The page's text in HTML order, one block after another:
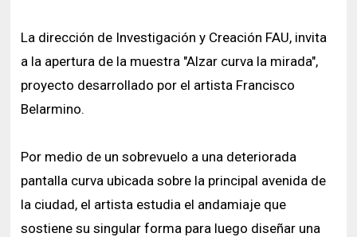
La dirección de Investigación y Creación FAU, invita
a la apertura de la muestra "Alzar curva la mirada",
proyecto desarrollado por el artista Francisco
Belarmino.
Por medio de un sobrevuelo a una deteriorada
pantalla curva ubicada sobre la principal avenida de
la ciudad, el artista estudia el andamiaje que
sostiene su singular forma para luego diseñar una